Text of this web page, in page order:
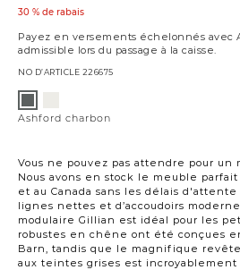
30 % de rabais
Payez en versements échelonnés avec
admissible lors du passage à la caisse.
NO D’ARTICLE 226675
Vous ne pouvez pas attendre pour un
Nous avons en stock le meuble
et au Canada sans les délais
lignes nettes et d’accoudoirs
modulaire Gillian est idéal pour les
robustes en chêne ont été conçues
Barn, tandis que le magnifique
aux teintes grises est incroyablement
Variations
charbon
crème
Ashford charbon